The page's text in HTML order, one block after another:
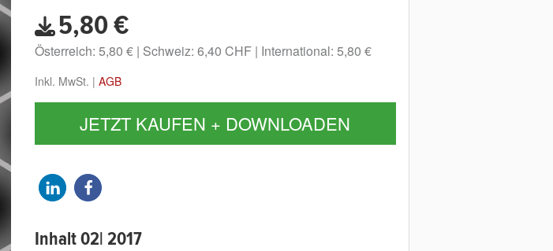
5,80 €
Österreich: 5,80 € Schweiz: 6,40 CHF International: 5,80 €
Inkl. MwSt. | AGB
JETZT KAUFEN + DOWNLOADEN
Inhalt 02| 2017